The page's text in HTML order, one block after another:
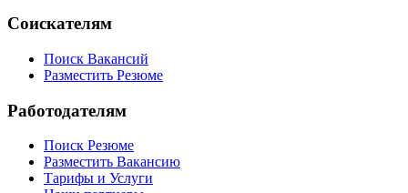
Соискателям
Поиск Вакансий
Разместить Резюме
Работодателям
Поиск Резюме
Разместить Вакансию
Тарифы и Услуги